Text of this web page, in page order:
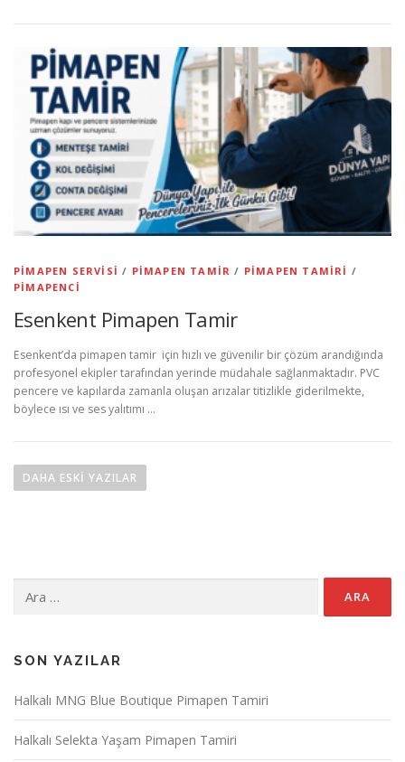
PIMAPEN SERVISI / PIMAPEN TAMIR / PIMAPEN TAMIRI /
PIMAPENCI
Esenkent Pimapen Tamir
Esenkent’da pimapen tamir için hızlı ve güvenilir bir çözüm arandığında
profesyonel ekipler tarafından yerinde müdahale sağlanmaktadır. PVC
pencere ve kapılarda zamanla oluşan arızalar titizlikle giderilmekte,
böylece ısı ve ses yalıtımı …
a
m
s
i
DAHA ESKI YAZILAR
SON YAZILAR
Halkalı MNG Blue Boutique Pimapen Tamiri
Halkalı Selekta Yaşam Pimapen Tamiri